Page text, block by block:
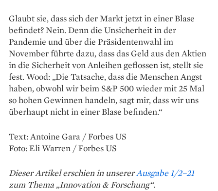
Glaubt sie, dass sich der Markt jetzt in einer Blase
befindet? Nein. Denn die Unsicherheit in der
Pandemie und über die Präsidentenwahl im
November führte dazu, dass das Geld aus den Aktien
in die Sicherheit von Anleihen ­geflossen ist, stellt sie
fest. Wood: „Die Tatsache, dass die Menschen Angst
haben, obwohl wir beim S&P 500 wieder mit ­25 Mal
so hohen Gewinnen handeln, sagt mir, dass wir uns
überhaupt nicht in einer Blase ­befinden.“
Text: Antoine Gara / Forbes US
Foto: Eli Warren / Forbes US
Dieser Artikel erschien in unsererAusgabe 1/2–21
zum Thema „Innovation & Forschung“.